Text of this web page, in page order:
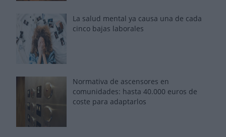
La salud mental ya causa una de cada
cinco bajas laborales
Normativa de ascensores en
comunidades: hasta 40.000 euros de
coste para adaptarlos